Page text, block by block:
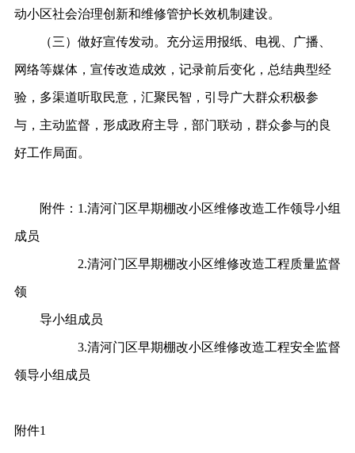
动小区社会治理创新和维修管护长效机制建设。
（三）做好宣传发动。充分运用报纸、电视、广播、
网络等媒体，宣传改造成效，记录前后变化，总结典型经
验，多渠道听取民意，汇聚民智，引导广大群众积极参
与，主动监督，形成政府主导，部门联动，群众参与的良
好工作局面。
附件： 1.清河门区早期棚改小区维修改造工作领导小组
成员
2.清河门区早期棚改小区维修改造工程质量监督
领
导小组成员
3.清河门区早期棚改小区维修改造工程安全监督
领导小组成员
附件1